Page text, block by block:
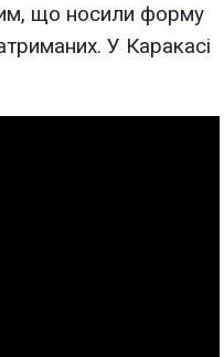
що носили форму
У Каракасі